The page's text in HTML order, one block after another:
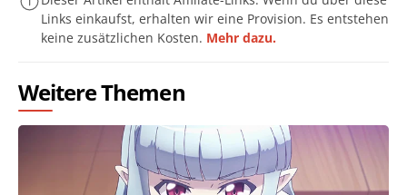
Links einkaufst, erhalten wir eine Provision. Es entstehen
keine zusätzlichen Kosten. Mehr dazu.
Weitere Themen